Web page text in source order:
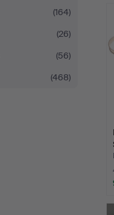
(164)
(26)
(56)
(468)